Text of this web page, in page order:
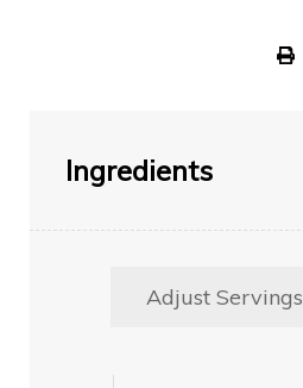
Ingredients
Adjust Servings